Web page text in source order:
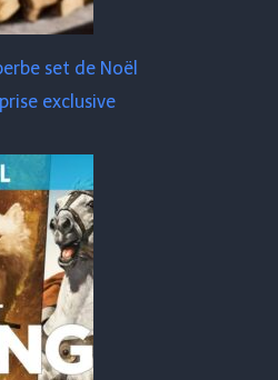
set de Noël
exclusive